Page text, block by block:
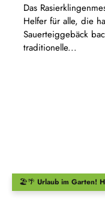
🏖️🌴 Urlaub im Garten!
Das
Helfer für alle, die
Sauerteiggebäck
traditionelle...